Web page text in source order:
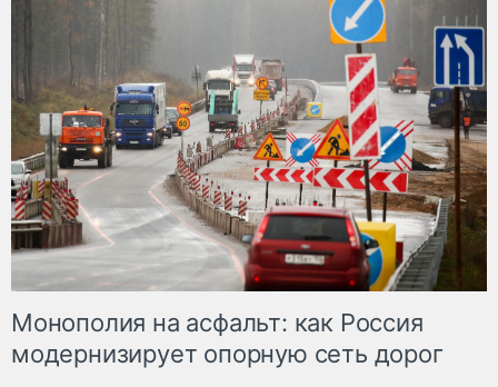
Монополия на асфальт: как Россия
модернизирует опорную сеть дорог